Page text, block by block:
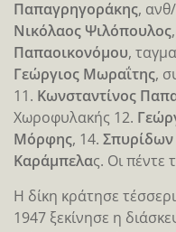
Παπαγρηγοράκης,
Νικόλαος Ψιλόπουλος
Παπαοικονόμου,
Γεώργιος Μωραΐτης,
11. Κωνσταντίνος
Χωροφυλακής 12.
Μόρφης, 14. Σπυρίδων
Καράμπελας. Οι πέντε
Η δίκη κράτησε
1947 ξεκίνησε η